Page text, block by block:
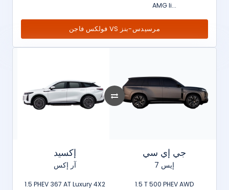
AMG li...
فولكس فاجن VS مرسيدس-بنز
إكسيد
آر إكس
1.5 PHEV 367 AT Luxury 4X2
جي إي سي
إيس 7
1.5 T 500 PHEV AWD